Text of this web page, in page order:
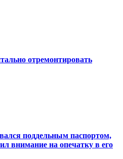
отремонтировать
поддельным паспортом,
внимание на опечатку в его